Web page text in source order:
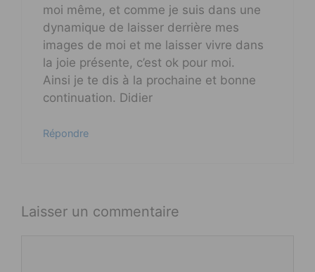
moi même, et comme je suis dans une
dynamique de laisser derrière mes
images de moi et me laisser vivre dans
la joie présente, c’est ok pour moi.
Ainsi je te dis à la prochaine et bonne
continuation. Didier
Répondre
Laisser un commentaire